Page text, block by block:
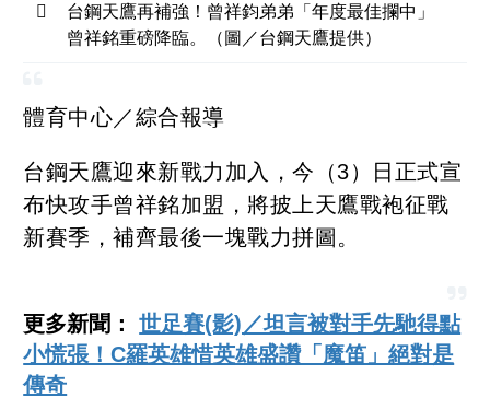
台鋼天鷹再補強！曾祥鈞弟弟「年度最佳攔中」
曾祥銘重磅降臨。（圖／台鋼天鷹提供）
體育中心／綜合報導
台鋼天鷹迎來新戰力加入，今（3）日正式宣
布快攻手曾祥銘加盟，將披上天鷹戰袍征戰
新賽季，補齊最後一塊戰力拼圖。
更多新聞：世足賽(影)／坦言被對手先馳得點
小慌張！C羅英雄惜英雄盛讚「魔笛」絕對是
傳奇